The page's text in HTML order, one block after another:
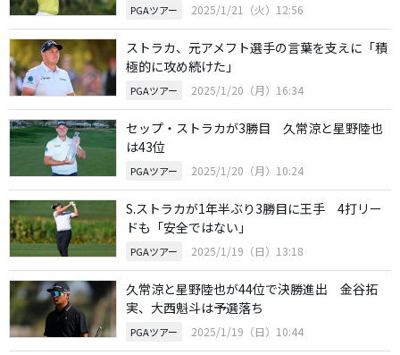
PGAツアー 2025/1/21（火）12:56
ストラカ、元アメフト選手の言葉を支えに「積
極的に攻め続けた」
PGAツアー 2025/1/20（月）16:34
セップ・ストラカが3勝目 久常涼と星野陸也
は43位
PGAツアー 2025/1/20（月）10:24
S.ストラカが1年半ぶり3勝目に王手 4打リー
ドも「安全ではない」
PGAツアー 2025/1/19（日）13:18
久常涼と星野陸也が44位で決勝進出 金谷拓
実、大西魁斗は予選落ち
PGAツアー 2025/1/19（日）10:44